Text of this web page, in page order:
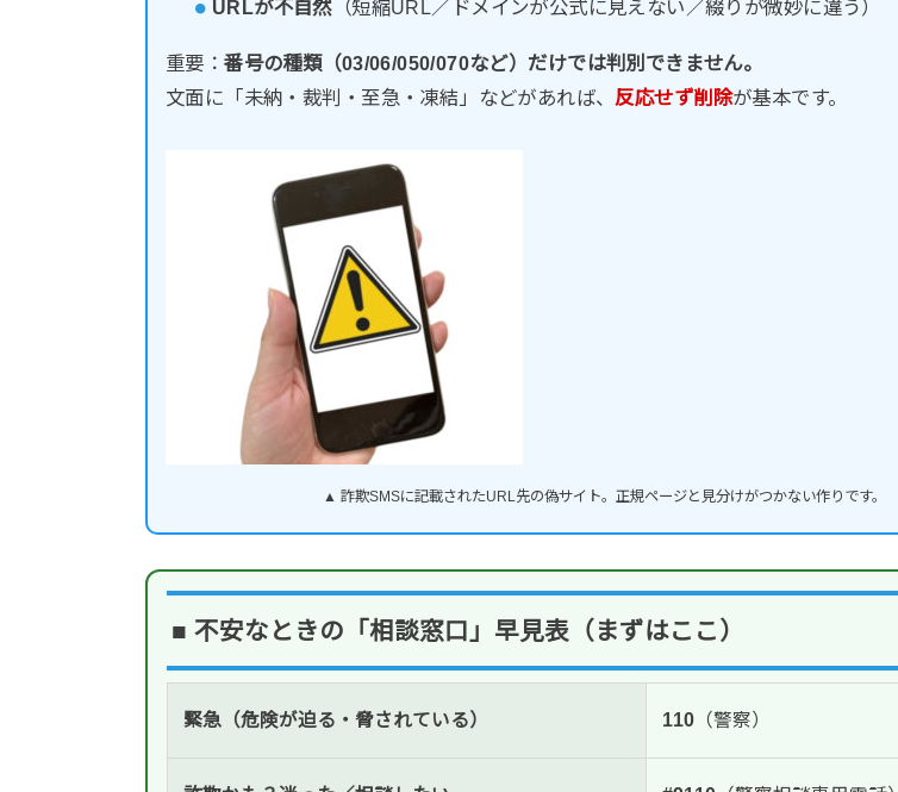
URLが不自然（短縮URL／ドメインが公式に見えない／綴りが微妙に違う）
重要：番号の種類（03/06/050/070など）だけでは判別できません。
文面に「未納・裁判・至急・凍結」などがあれば、 反応せず削除が基本です。
▲ 詐欺SMSに記載されたURL先の偽サイト。正規ページと見分けがつかない作りです。
■ 不安なときの「相談窓口」早見表（まずはここ）
緊急（危険が迫る・脅されている） 110（警察）